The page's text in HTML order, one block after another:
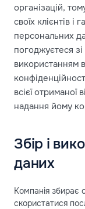
організацій,
своїх клієнтів і
персональних
погоджуєтеся
використанням
всієї отриманої
надання йому
Збір і
даних
Компанія збирає
скористатися